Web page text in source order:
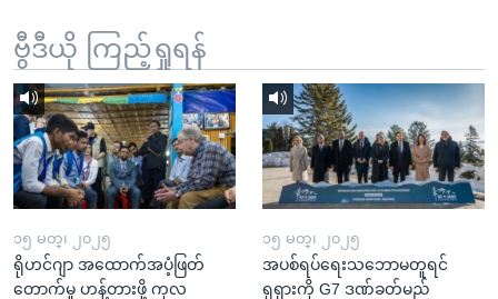
ဗွီဒီယို ကြည့်ရှုရန်
၁၅ မတ္၊ ၂၀၂၅
ရိုဟင်ဂျာ အထောက်အပံ့ဖြတ်
တောက်မှု ဟန့်တားဖို့ ကုလ
၁၅ မတ္၊ ၂၀၂၅
အပစ်ရပ်ရေးသဘောမတူရင်
ရုရှားကို G7 ဒဏ်ခတ်မည်